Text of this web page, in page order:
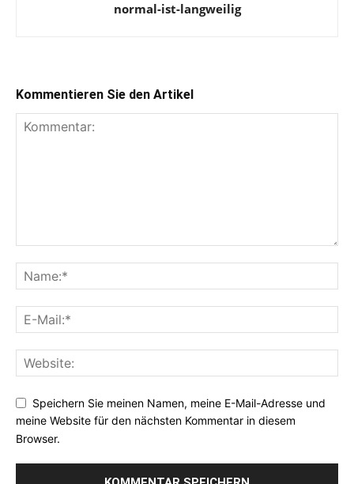
normal-ist-langweilig
Kommentieren Sie den Artikel
Speichern Sie meinen Namen, meine E-Mail-Adresse und
meine Website für den nächsten Kommentar in diesem
Browser.